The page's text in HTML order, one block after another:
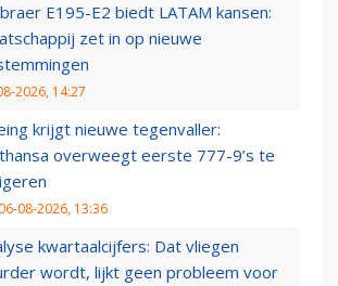
E195-E2 biedt LATAM kansen:
zet in op nieuwe
2026, 14:27
krijgt nieuwe tegenvaller:
overweegt eerste 777-9’s te
06-08-2026, 13:36
kwartaalcijfers: Dat vliegen
wordt, lijkt geen probleem voor